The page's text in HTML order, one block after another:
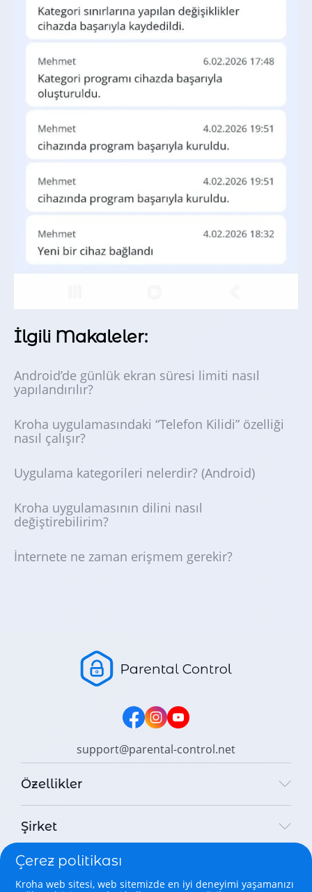
İlgili Makaleler:
Android’de günlük ekran süresi limiti nasıl
yapılandırılır?
Kroha uygulamasındaki “Telefon Kilidi” özelliği
nasıl çalışır?
Uygulama kategorileri nelerdir? (Android)
Kroha uygulamasının dilini nasıl
değiştirebilirim?
İnternete ne zaman erişmem gerekir?
support@parental-control.net
Özellikler
Şirket
Yasal
Çerez politikası
Kroha web sitesi, web sitemizde en iyi deneyimi yaşamanızı